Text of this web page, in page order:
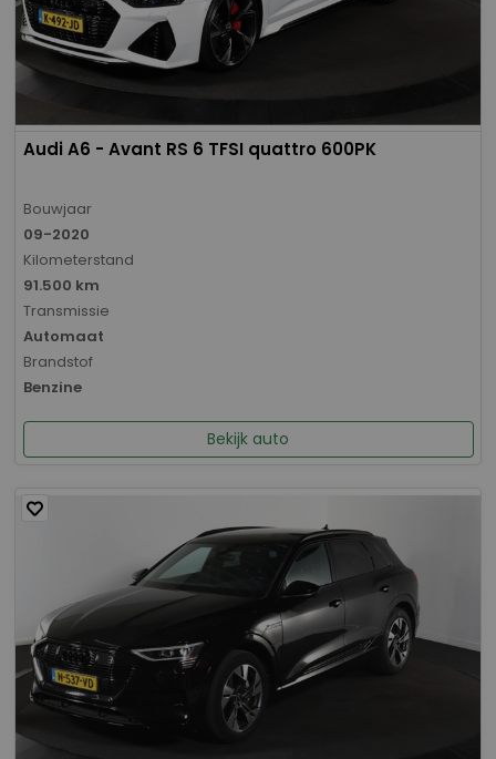
Audi A6 - Avant RS 6 TFSI quattro 600PK
Bouwjaar
09-2020
Kilometerstand
91.500 km
Transmissie
Automaat
Brandstof
Benzine
Bekijk auto